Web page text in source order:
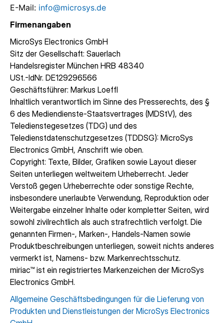
E-Mail: info@microsys.de
Firmenangaben
MicroSys Electronics GmbH
Sitz der Gesellschaft: Sauerlach
Handelsregister München HRB 48340
USt.-IdNr. DE129296566
Geschäftsführer: Markus Loeffl
Inhaltlich verantwortlich im Sinne des Presserechts, des §
6 des Mediendienste-Staatsvertrages (MDStV), des
Teledienstegesetzes (TDG) und des
Teledienstdatenschutzgesetzes (TDDSG): MicroSys
Electronics GmbH, Anschrift wie oben.
Copyright: Texte, Bilder, Grafiken sowie Layout dieser
Seiten unterliegen weltweitem Urheberrecht. Jeder
Verstoß gegen Urheberrechte oder sonstige Rechte,
insbesondere unerlaubte Verwendung, Reproduktion oder
Weitergabe einzelner Inhalte oder kompletter Seiten, wird
sowohl zivilrechtlich als auch strafrechtlich verfolgt. Die
genannten Firmen-, Marken-, Handels-Namen sowie
Produktbeschreibungen unterliegen, soweit nichts anderes
vermerkt ist, Namens- bzw. Markenrechtsschutz.
miriac™ ist ein registriertes Markenzeichen der MicroSys
Electronics GmbH.
Allgemeine Geschäftsbedingungen für die Lieferung von
Produkten und Dienstleistungen der MicroSys Electronics